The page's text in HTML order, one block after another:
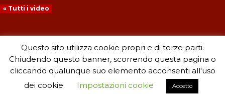
« Tutti i video
Questo sito utilizza cookie propri e di terze parti.
Chiudendo questo banner, scorrendo questa pagina o
cliccando qualunque suo elemento acconsenti all'uso
dei cookie.
Impostazioni cookie Accetto